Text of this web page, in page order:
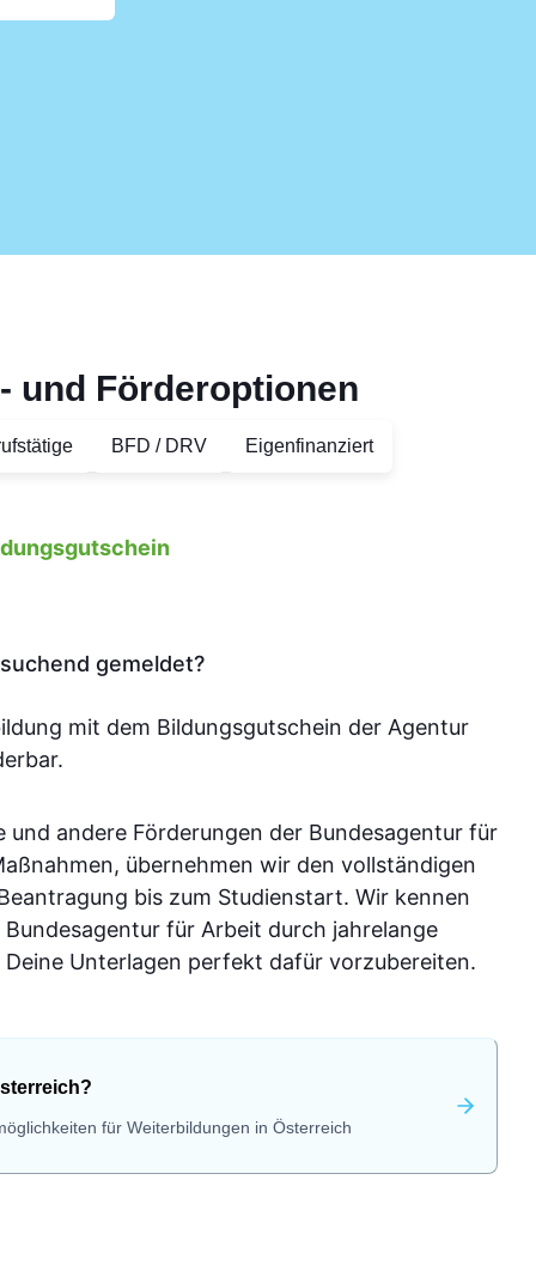
und Förderoptionen
BFD / DRV Eigenfinanziert
gemeldet?
mit dem Bildungsgutschein der Agentur
und andere Förderungen der Bundesagentur für
übernehmen wir den vollständigen
bis zum Studienstart. Wir kennen
für Arbeit durch jahrelange
Unterlagen perfekt dafür vorzubereiten.
für Weiterbildungen in Österreich